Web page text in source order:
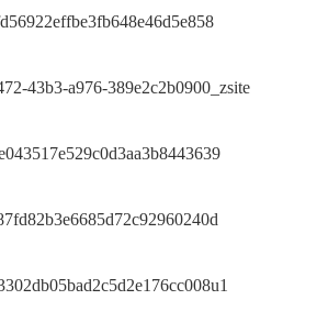
43b3-a976-389e2c2b0900_zsite